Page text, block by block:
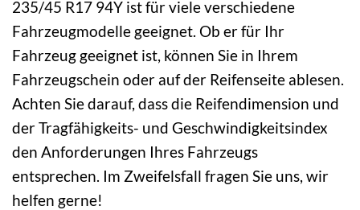
235/45 R17 94Y ist für viele verschiedene
Fahrzeugmodelle geeignet. Ob er für Ihr
Fahrzeug geeignet ist, können Sie in Ihrem
Fahrzeugschein oder auf der Reifenseite ablesen.
Achten Sie darauf, dass die Reifendimension und
der Tragfähigkeits- und Geschwindigkeitsindex
den Anforderungen Ihres Fahrzeugs
entsprechen. Im Zweifelsfall fragen Sie uns, wir
helfen gerne!